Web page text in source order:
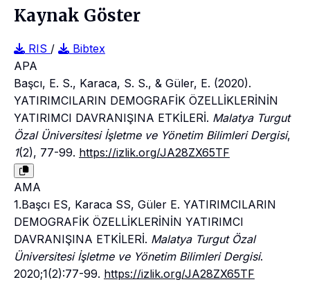
Kaynak Göster
RIS /
Bibtex
APA
Başcı, E. S., Karaca, S. S., & Güler, E. (2020).
YATIRIMCILARIN DEMOGRAFİK ÖZELLİKLERİNİN
YATIRIMCI DAVRANIŞINA ETKİLERİ. Malatya Turgut
Özal Üniversitesi İşletme ve Yönetim Bilimleri Dergisi,
1(2), 77-99. https://izlik.org/JA28ZX65TF
AMA
1.Başcı ES, Karaca SS, Güler E. YATIRIMCILARIN
DEMOGRAFİK ÖZELLİKLERİNİN YATIRIMCI
DAVRANIŞINA ETKİLERİ. Malatya Turgut Özal
Üniversitesi İşletme ve Yönetim Bilimleri Dergisi.
2020;1(2):77-99. https://izlik.org/JA28ZX65TF